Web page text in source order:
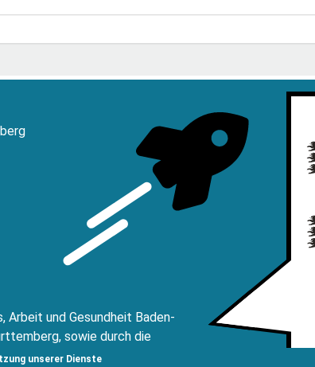
unserer Dienste
Arbeit und Gesundheit Baden-
sowie durch die